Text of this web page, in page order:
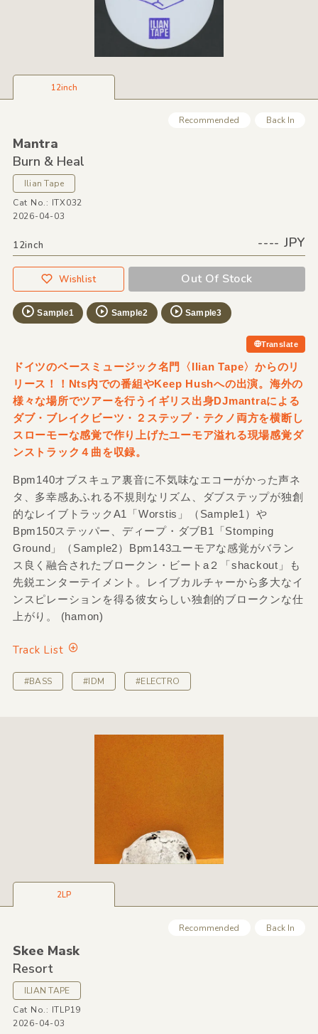
12inch
Recommended Back In
Mantra
Burn &Heal
Ilian Tape
Cat No.: ITX032
2026-04-03
12inch ---- JPY
Wishlist Out Of Stock
Sample1 Sample2 Sample3
Translate
ドイツのベースミュージック名門〈Ilian Tape〉からのリ
リース！！Nts内での番組やKeep Hushへの出演。海外の
様々な場所でツアーを行うイギリス出身DJmantraによる
ダブ・ブレイクビーツ・２ステップ・テクノ両方を横断し
スローモーな感覚で作り上げたユーモア溢れる現場感覚ダ
ンストラック４曲を収録。
Bpm140オブスキュア裏音に不気味なエコーがかった声ネ
タ、多幸感あふれる不規則なリズム、ダブステップが独創
的なレイブトラックA1「Worstis」（Sample1）や
Bpm150ステッパー、ディープ・ダブB1「Stomping
Ground」（Sample2）Bpm143ユーモアな感覚がバラン
ス良く融合されたブロークン・ビートa２「shackout」も
先鋭エンターテイメント。レイブカルチャーから多大なイ
ンスピレーションを得る彼女らしい独創的ブロークンな仕
上がり。 (hamon)
Track List
#BASS #IDM #ELECTRO
2LP
Recommended Back In
Skee Mask
Resort
ILIAN TAPE
Cat No.: ITLP19
2026-04-03